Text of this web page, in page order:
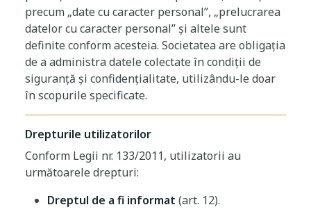
precum „date cu caracter personal”, „prelucrarea
datelor cu caracter personal” și altele sunt
definite conform acesteia. Societatea are obligația
de a administra datele colectate în condiții de
siguranță și confidențialitate, utilizându-le doar
în scopurile specificate.
Drepturile utilizatorilor
Conform Legii nr. 133/2011, utilizatorii au
următoarele drepturi:
Dreptul de a fi informat (art. 12).